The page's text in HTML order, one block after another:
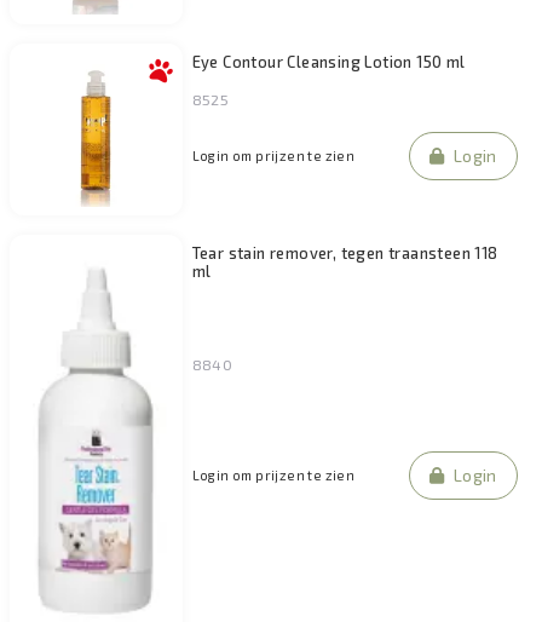
Eye Contour Cleansing Lotion 150 ml
8525
Login om prijzen te zien Login
Tear stain remover, tegen traansteen 118
ml
8840
Login om prijzen te zien Login